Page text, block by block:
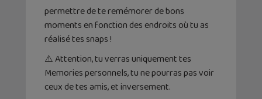
permettre de te remémorer de bons
moments en fonction des endroits où tu as
réalisé tes snaps !
⚠️ Attention, tu verras uniquement tes
Memories personnels, tu ne pourras pas voir
ceux de tes amis, et inversement.